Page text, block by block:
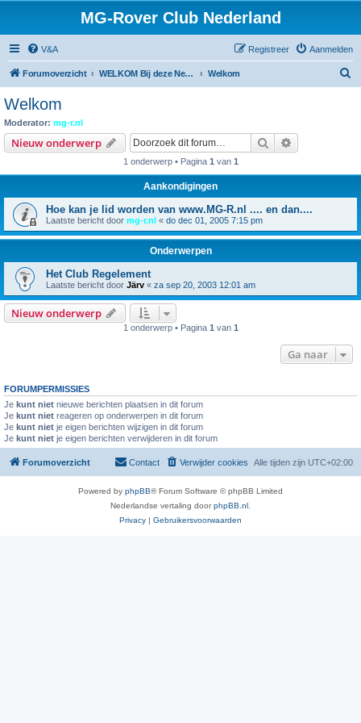
MG-Rover Club Nederland
V&A Aanmelden
Registreer
Forumoverzicht WELKOM Bij deze Nederlandse Online MG-Roverclub Welkom
Welkom
Moderator: mg-r.nl
Nieuw onderwerp Zoek
1 onderwerp • Pagina 1 van 1
Aankondigingen
Hoe kan je lid worden van www.MG-R.nl .... en dan....
Laatste bericht door mg-r.nl « do dec 01, 2005 7:15 pm
Onderwerpen
Het Club Regelement
Laatste bericht door Järv « za sep 20, 2003 12:01 am
Nieuw onderwerp
1 onderwerp • Pagina 1 van 1
Ga naar
FORUMPERMISSIES
Je kunt niet nieuwe berichten plaatsen in dit forum
Je kunt niet reageren op onderwerpen in dit forum
Je kunt niet je eigen berichten wijzigen in dit forum
Je kunt niet je eigen berichten verwijderen in dit forum
Forumoverzicht Alle tijden zijn UTC+02:00
Verwijder cookies
Contact
Powered by phpBB® Forum Software © phpBB Limited
Nederlandse vertaling doorphpBB.nl
Privacy | Gebruikersvoorwaarden